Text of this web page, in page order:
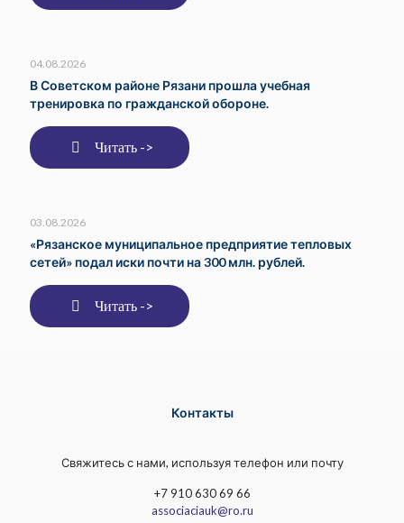
04.08.2026
В Советском районе Рязани прошла учебная
тренировка по гражданской обороне.
Читать ->
03.08.2026
«Рязанское муниципальное предприятие тепловых
сетей» подал иски почти на 300 млн. рублей.
Читать ->
Контакты
Свяжитесь с нами, используя телефон или почту
+7 910 630 69 66
associaciauk@ro.ru